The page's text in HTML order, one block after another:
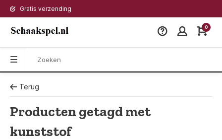
Gratis verzending
0
Terug
Producten getagd met
kunststof